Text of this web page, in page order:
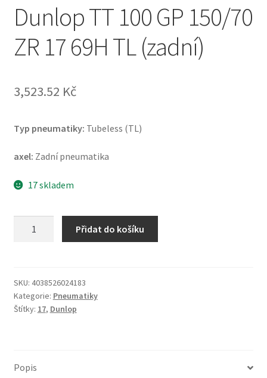
Dunlop TT 100 GP 150/70
ZR 17 69H TL (zadní)
3,523.52 Kč
Typ pneumatiky: Tubeless (TL)
axel: Zadní pneumatika
17 skladem
150/70
ZR
17
množství
Přidat do košíku
SKU: 4038526024183
Kategorie: Pneumatiky
Štítky: 17, Dunlop
Popis